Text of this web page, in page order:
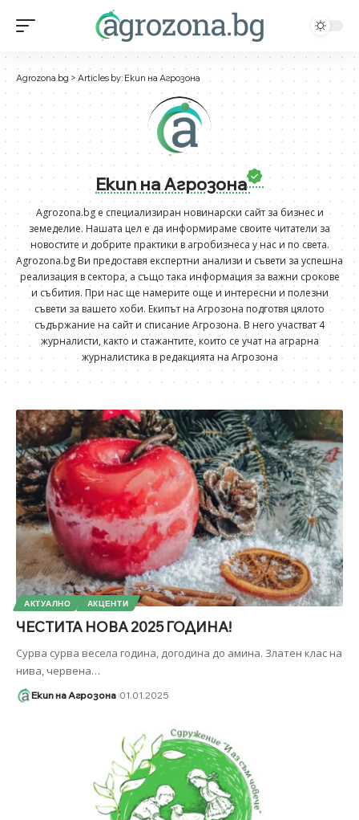
Agrozona.bg > Articles by: Екип на Агрозона
Екип на Агрозона
Agrozona.bg e специализиран новинарски сайт за бизнес и
земеделие. Нашата цел е да информираме своите читатели за
новостите и добрите практики в агробизнеса у нас и по света.
Agrozona.bg Ви предоставя експертни анализи и съвети за успешна
реализация в сектора, а също така информация за важни срокове
и събития. При нас ще намерите още и интересни и полезни
съвети за вашето хоби. Екипът на Агрозона подготвя цялото
съдържание на сайт и списание Агрозона. В него участват 4
журналисти, както и стажантите, които се учат на аграрна
журналистика в редакцията на Агрозона
АКТУАЛНО АКЦЕНТИ
ЧЕСТИТА НОВА 2025 ГОДИНА!
Сурва сурва весела година, догодина до амина. Златен клас на
нива, червена…
Екип на Агрозона 01.01.2025